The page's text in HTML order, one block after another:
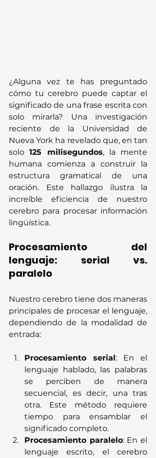
¿Alguna vez te has preguntado
cómo tu cerebro puede captar el
significado de una frase escrita con
solo mirarla? Una investigación
reciente de la Universidad de
Nueva York ha revelado que, en tan
solo 125 milisegundos, la mente
humana comienza a construir la
estructura gramatical de una
oración. Este hallazgo ilustra la
increíble eficiencia de nuestro
cerebro para procesar información
lingüística.
Procesamiento del
lenguaje: serial vs.
paralelo
Nuestro cerebro tiene dos maneras
principales de procesar el lenguaje,
dependiendo de la modalidad de
entrada:
Procesamiento serial: En el
lenguaje hablado, las palabras
se perciben de manera
secuencial, es decir, una tras
otra. Este método requiere
tiempo para ensamblar el
significado completo.
Procesamiento paralelo: En el
lenguaje escrito, el cerebro